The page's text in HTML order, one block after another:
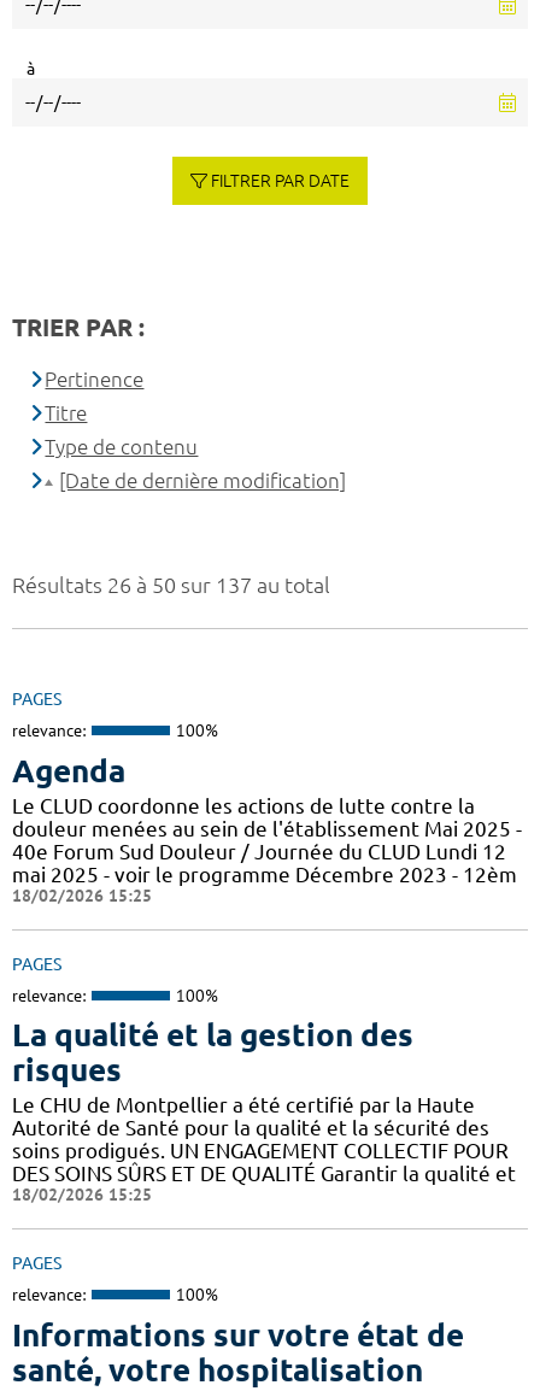
Résultats 26 à 50 sur 137 au total
PAGES
relevance: 100%
Agenda
Le CLUD coordonne les actions de lutte contre la
douleur menées au sein de l'établissement Mai 2025 -
40e Forum Sud Douleur / Journée du CLUD Lundi 12
mai 2025 - voir le programme Décembre 2023 - 12èm
18/02/2026 15:25
PAGES
relevance: 100%
La qualité et la gestion des
risques
Le CHU de Montpellier a été certifié par la Haute
Autorité de Santé pour la qualité et la sécurité des
soins prodigués. UN ENGAGEMENT COLLECTIF POUR
DES SOINS SÛRS ET DE QUALITÉ Garantir la qualité et
18/02/2026 15:25
PAGES
relevance: 100%
Informations sur votre état de
santé, votre hospitalisation
à
FILTRER PAR DATE
TRIER PAR :
Pertinence
Titre
Type de contenu
[Date de dernière modification]